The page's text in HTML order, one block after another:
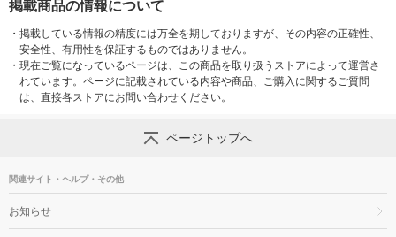
掲載商品の情報について
・ 掲載している情報の精度には万全を期しておりますが、その内容の正確性、
安全性、有用性を保証するものではありません。
・ 現在ご覧になっているページは、この商品を取り扱うストアによって運営さ
れています。ページに記載されている内容や商品、ご購入に関するご質問
は、直接各ストアにお問い合わせください。
ページトップへ
関連サイト・ヘルプ・その他
お知らせ